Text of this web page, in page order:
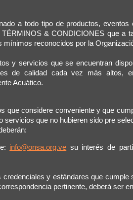
a todo tipo de productos, eventos
& CONDICIONES que a
reconocidos por la
y servicios que se encuentran
de calidad cada vez más altos,
Acuático.
que considere conveniente y que
que no hubieren sido pre
info@onsa.org.ve su interés de
y estándares que cumple
pertinente, deberá ser